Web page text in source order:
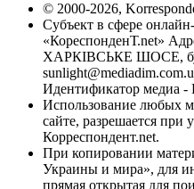
© 2000-2026,
Субъект в сфере
«КореспонденТ.net»
ХАРКІВСЬКЕ ШОСЕ,
Идентификатор медиа -
Использование любых
сайте, разрешается при
Корреспондент.net.
При копировании
Украины и мира», для
прямая открытая для